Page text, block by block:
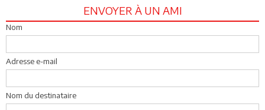
ENVOYER À UN AMI
Nom
Adresse e-mail
Nom du destinataire